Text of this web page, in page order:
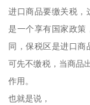
进口商品要缴关税，
是一个享有国家政策
同，保税区是进口
可先不缴税，当商品
作用。
也就是说，